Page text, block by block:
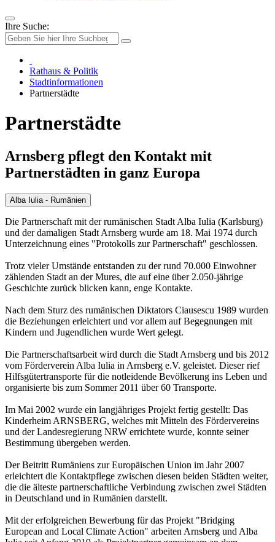
Ihre Suche:
Rathaus & Politik
Stadtinformationen
Partnerstädte
Partnerstädte
Arnsberg pflegt den Kontakt mit
Partnerstädten in ganz Europa
Alba Iulia - Rumänien
Die Partnerschaft mit der rumänischen Stadt Alba Iulia (Karlsburg)
und der damaligen Stadt Arnsberg wurde am 18. Mai 1974 durch
Unterzeichnung eines "Protokolls zur Partnerschaft" geschlossen.
Trotz vieler Umstände entstanden zu der rund 70.000 Einwohner
zählenden Stadt an der Mures, die auf eine über 2.050-jährige
Geschichte zurück blicken kann, enge Kontakte.
Nach dem Sturz des rumänischen Diktators Ciausescu 1989 wurden
die Beziehungen erleichtert und vor allem auf Begegnungen mit
Kindern und Jugendlichen wurde Wert gelegt.
Die Partnerschaftsarbeit wird durch die Stadt Arnsberg und bis 2012
vom Förderverein Alba Iulia in Arnsberg e.V. geleistet. Dieser rief
Hilfsgütertransporte für die notleidende Bevölkerung ins Leben und
organisierte bis zum Sommer 2011 über 60 Transporte.
Im Mai 2002 wurde ein langjähriges Projekt fertig gestellt: Das
Kinderheim ARNSBERG, welches mit Mitteln des Fördervereins
und der Landesregierung NRW errichtete wurde, konnte seiner
Bestimmung übergeben werden.
Der Beitritt Rumäniens zur Europäischen Union im Jahr 2007
erleichtert die Kontaktpflege zwischen diesen beiden Städten weiter,
die die älteste partnerschaftliche Verbindung zwischen zwei Städten
in Deutschland und in Rumänien darstellt.
Mit der erfolgreichen Bewerbung für das Projekt "Bridging
European and Local Climate Action" arbeiten Arnsberg und Alba